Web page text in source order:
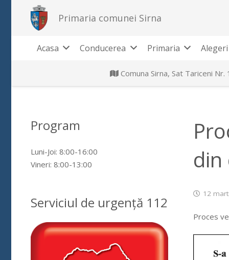
Primaria comunei Sirna
Acasa Conducerea Primaria
Comuna Sirna, Sat Tariceni
din
12
Proces
Program
Luni-Joi: 8:00-16:00
Vineri: 8:00-13:00
Serviciul de urgență 112